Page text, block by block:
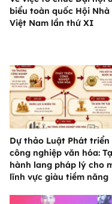
biểu toàn quốc Hội Nhà
Việt Nam lần thứ XI
Dự thảo Luật Phát triển
công nghiệp văn hóa:
hành lang pháp lý cho
lĩnh vực giàu tiềm năng